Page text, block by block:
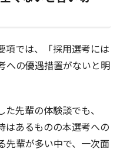
項では、「採用選考には
への優遇措置がないと明
先輩の体験談でも、
はあるものの本選考への
先輩が多い中で、一次面